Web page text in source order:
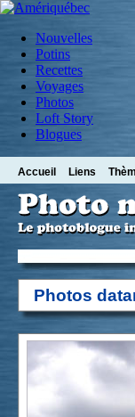
Nouvelles
Potins
Recettes
Voyages
Photos
Loft Story
Blogues
Accueil Liens
Photos